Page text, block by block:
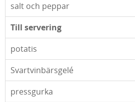
salt och peppar
Till servering
potatis
Svartvinbärsgelé
pressgurka